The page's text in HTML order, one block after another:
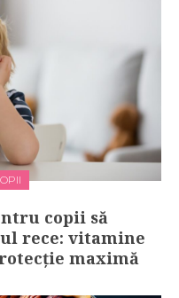
copii să
rece: vitamine
maximă